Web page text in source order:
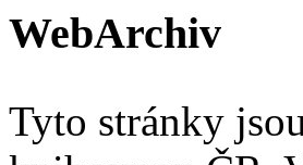
WebArchiv
Tyto stránky